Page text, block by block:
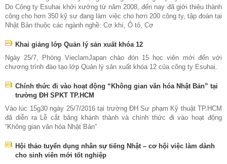
Do Công ty Esuhai khởi xướng từ năm 2008, đến nay đã giới thiệu thành
công cho hơn 350 kỹ sư đang làm việc cho hơn 200 công ty, tập đoàn tại
Nhật Bản thuộc các ngành nghề: Cơ khí, Ô tô, Cơ
Khai giảng lớp Quản lý sản xuất khóa 12
Ngày 25/7, Phòng VieclamJapan chào đón 15 học viên mới đến với
chương trình đào tạo lớp Quản lý sản xuất khóa 12 của công ty Esuhai.
Chính thức đi vào hoạt động “Không gian văn hóa Nhật Bản” tại
trường ĐH SPKT TP.HCM
Vào lúc 15g30 ngày 25/7/2016 tại trường ĐH Sư phạm Kỹ thuật TP.HCM
đã diễn ra Lễ cắt băng khánh thành và chính thức đi vào hoạt động
“Không gian văn hóa Nhật Bản”
Hội thảo tuyển dụng nhân sự tiếng Nhật – cơ hội việc làm dành
cho sinh viên mới tốt nghiệp